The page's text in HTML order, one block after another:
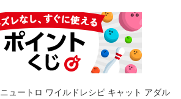
ニュートロ ワイルドレシピ キャット アダル